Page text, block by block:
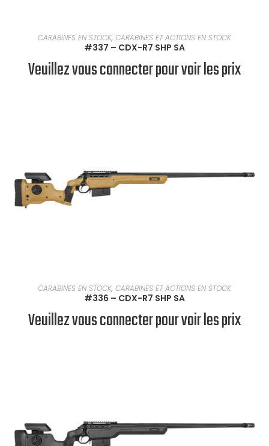
EN SAVOIR PLUS
CARABINES EN STOCK, CARABINES ET ACTIONS EN STOCK
#337 – CDX-R7 SHP SA
Veuillez vous connecter pour voir les prix
EN SAVOIR PLUS
CARABINES EN STOCK, CARABINES ET ACTIONS EN STOCK
#336 – CDX-R7 SHP SA
Veuillez vous connecter pour voir les prix